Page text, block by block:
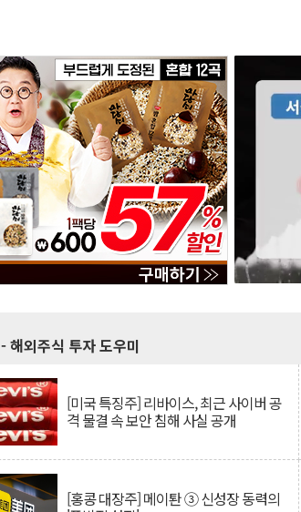
- 해외주식 투자 도우미
[미국 특징주] 리바이스, 최근 사이버 공
격 물결 속 보안 침해 사실 공개
[홍콩 대장주] 메이퇀 ③ 신성장 동력의